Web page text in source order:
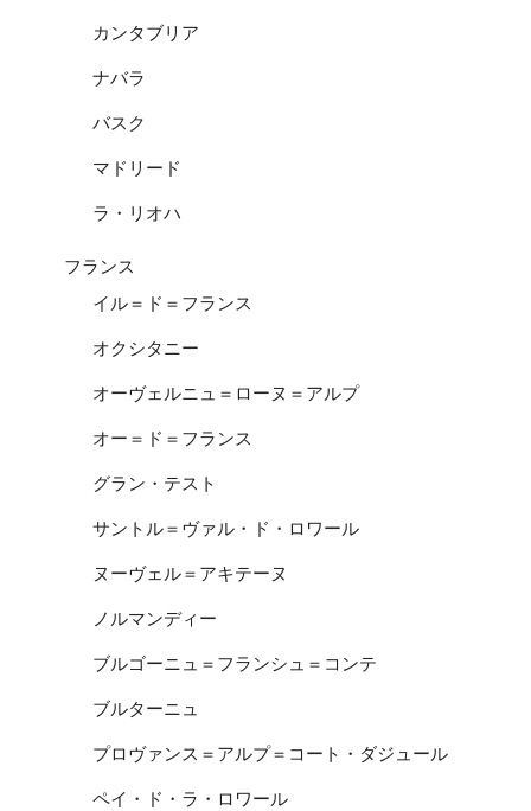
カンタブリア
ナバラ
バスク
マドリード
ラ・リオハ
フランス
イル＝ド＝フランス
オクシタニー
オーヴェルニュ＝ローヌ＝アルプ
オー＝ド＝フランス
グラン・テスト
サントル＝ヴァル・ド・ロワール
ヌーヴェル＝アキテーヌ
ノルマンディー
ブルゴーニュ＝フランシュ＝コンテ
ブルターニュ
プロヴァンス＝アルプ＝コート・ダジュール
ペイ・ド・ラ・ロワール